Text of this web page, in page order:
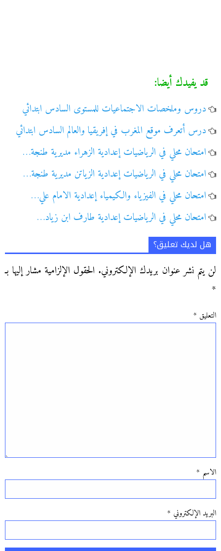
قد يفيدك أيضا:
دروس وملخصات الاجتماعيات للمستوى السادس ابتدائي
درس أتعرف موقع المغرب في إفريقيا والعالم السادس ابتدائي
امتحان محلي في الرياضيات إعدادية الزهراء مديرية طنجة…
امتحان محلي في الرياضيات إعدادية الزياتن مديرية طنجة…
امتحان محلي في الفيزياء والكيمياء إعدادية الامام علي…
امتحان محلي في الرياضيات إعدادية طارف ابن زياد…
هل لديك تعليق؟
لن يتم نشر عنوان بريدك الإلكتروني. الحقول الإلزامية مشار إليها بـ
*
التعليق *
الاسم *
البريد الإلكتروني *